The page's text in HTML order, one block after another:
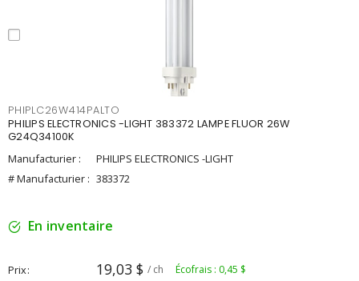
PHIPLC26W414PALTO
PHILIPS ELECTRONICS -LIGHT 383372 LAMPE FLUOR 26W
G24Q34100K
Manufacturier :
PHILIPS ELECTRONICS -LIGHT
# Manufacturier : 383372
En inventaire
Prix 19,03 $ / ch Écofrais : 0,45 $